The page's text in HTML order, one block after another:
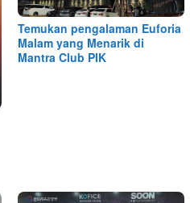
Temukan pengalaman Euforia
Malam yang Menarik di
Mantra Club PIK